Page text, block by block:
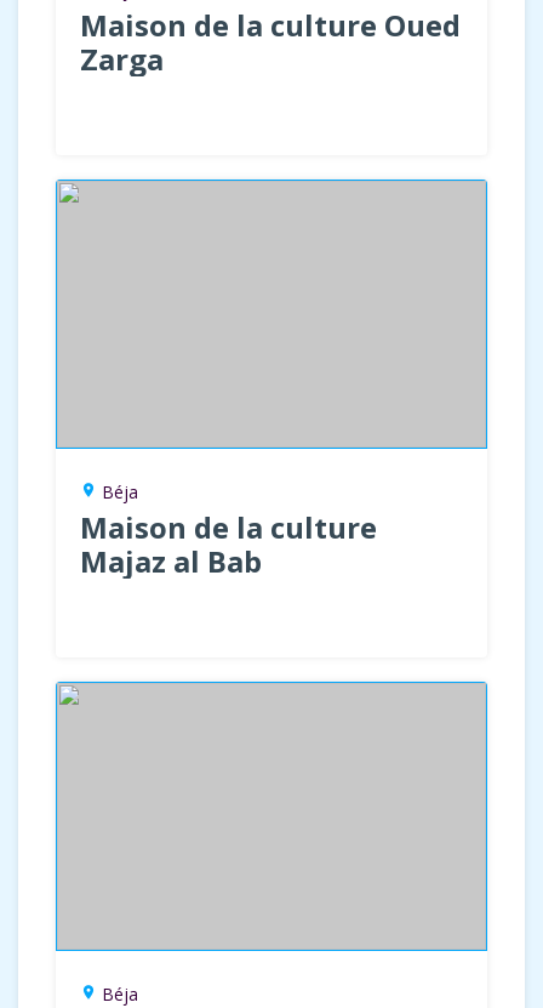
Maison de la culture Oued
Zarga
location_on Béja
Maison de la culture
Majaz al Bab
location_on Béja